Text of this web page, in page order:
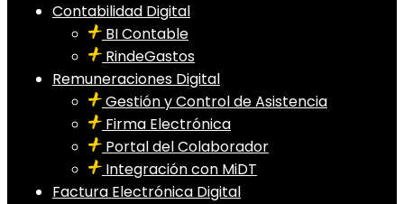
Contabilidad Digital
BI Contable
RindeGastos
Remuneraciones Digital
Gestión y Control de Asistencia
Firma Electrónica
Portal del Colaborador
Integración con MiDT
Factura Electrónica Digital